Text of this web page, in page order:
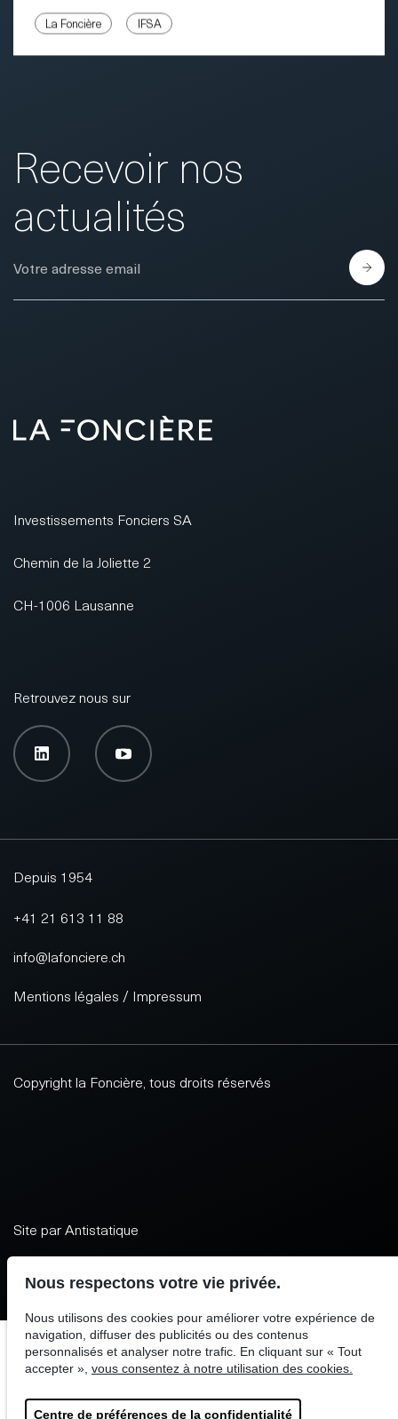
La Foncière IFSA
Recevoir nos
actualités
E-Mail
Investissements Fonciers SA
Chemin de la Joliette 2
CH-1006 Lausanne
Retrouvez nous sur
Depuis 1954
+41 21 613 11 88
info@lafonciere.ch
Mentions légales / Impressum
Copyright la Foncière, tous droits réservés
Site par Antistatique
Nous respectons votre vie privée.
Nous utilisons des cookies pour améliorer votre expérience de
navigation, diffuser des publicités ou des contenus
personnalisés et analyser notre trafic. En cliquant sur « Tout
accepter », vous consentez à notre utilisation des cookies.
Centre de préférences de la confidentialité